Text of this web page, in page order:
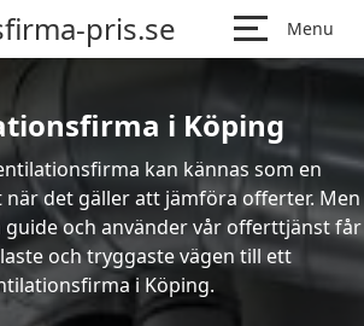
pris.se Menu
i Köping
kan kännas som en
det gäller att jämföra offerter. Men
och använder vår offerttjänst får
och tryggaste vägen till ett
i Köping.